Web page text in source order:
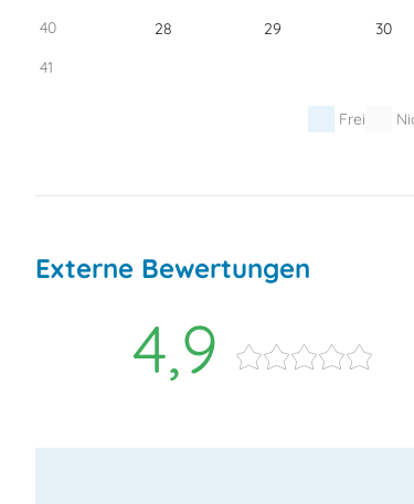
40
28 29
30
41
Frei
Externe Bewertungen
4,9